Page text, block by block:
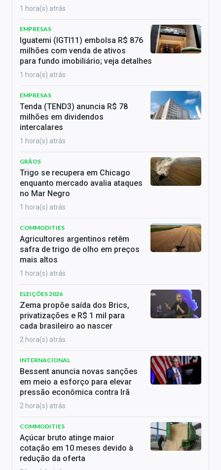
1 hora(s) atrás
EMPRESAS
Iguatemi (IGTI11) embolsa R$ 876
milhões com venda de ativos
para fundo imobiliário; veja detalhes
1 hora(s) atrás
EMPRESAS
Tenda (TEND3) anuncia R$ 78
milhões em dividendos
intercalares
1 hora(s) atrás
GRÃOS
Trigo se recupera em Chicago
enquanto mercado avalia ataques
no Mar Negro
1 hora(s) atrás
COMMODITIES
Agricultores argentinos retêm
safra de trigo de olho em preços
mais altos
1 hora(s) atrás
ELEIÇÕES 2026
Zema propõe saída dos Brics,
privatizações e R$ 1 mil para
cada brasileiro ao nascer
2 hora(s) atrás
INTERNACIONAL
Bessent anuncia novas sanções
em meio a esforço para elevar
pressão econômica contra Irã
2 hora(s) atrás
COMMODITIES
Açúcar bruto atinge maior
cotação em 10 meses devido à
redução da oferta